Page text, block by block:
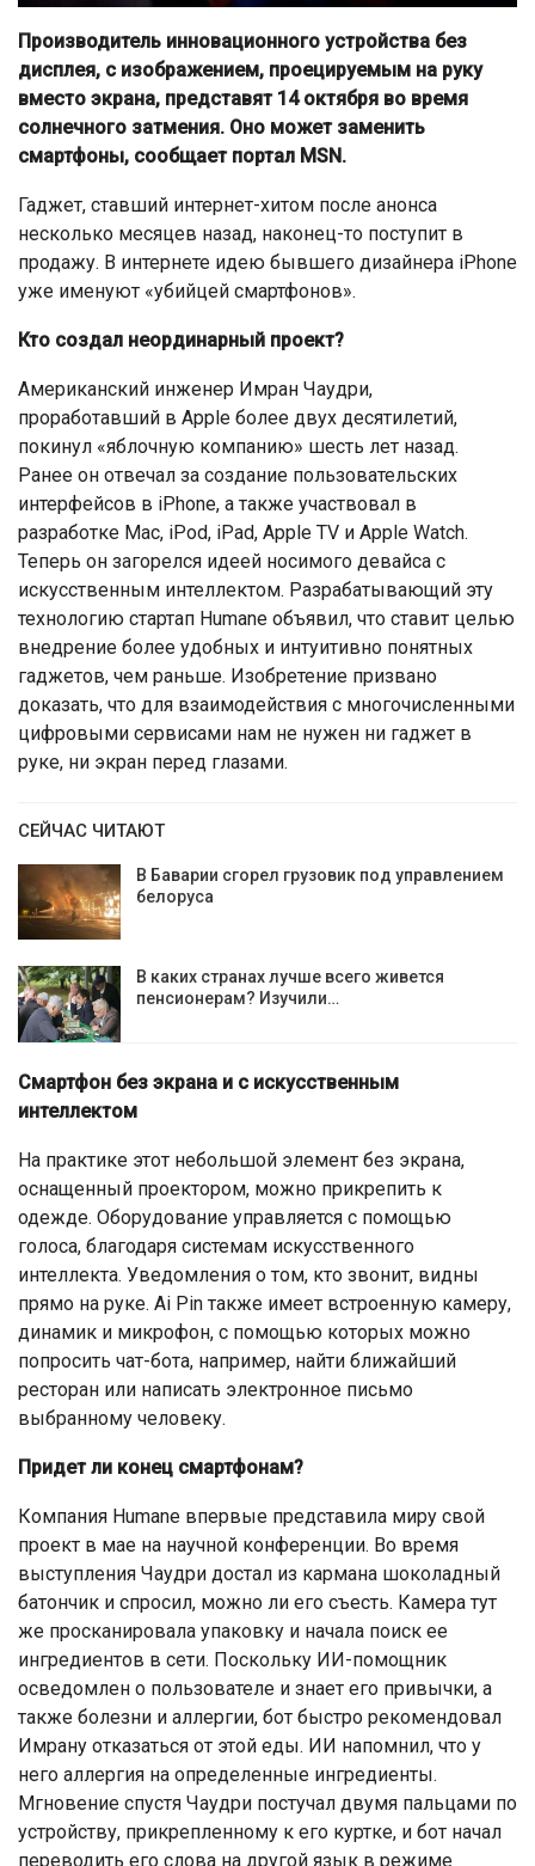
Производитель инновационного устройства без
дисплея, с изображением, проецируемым на руку
вместо экрана, представят 14 октября во время
солнечного затмения. Оно может заменить
смартфоны, сообщает портал MSN.
Гаджет, ставший интернет-хитом после анонса
несколько месяцев назад, наконец-то поступит в
продажу. В интернете идею бывшего дизайнера iPhone
уже именуют «убийцей смартфонов».
Кто создал неординарный проект?
Американский инженер Имран Чаудри,
проработавший в Apple более двух десятилетий,
покинул «яблочную компанию» шесть лет назад.
Ранее он отвечал за создание пользовательских
интерфейсов в iPhone, а также участвовал в
разработке Mac, iPod, iPad, Apple TV и Apple Watch.
Теперь он загорелся идеей носимого девайса с
искусственным интеллектом. Разрабатывающий эту
технологию стартап Humane объявил, что ставит целью
внедрение более удобных и интуитивно понятных
гаджетов, чем раньше. Изобретение призвано
доказать, что для взаимодействия с многочисленными
цифровыми сервисами нам не нужен ни гаджет в
руке, ни экран перед глазами.
СЕЙЧАС ЧИТАЮТ
В Баварии сгорел грузовик под управлением
белоруса
В каких странах лучше всего живется
пенсионерам? Изучили…
Смартфон без экрана и с искусственным
интеллектом
На практике этот небольшой элемент без экрана,
оснащенный проектором, можно прикрепить к
одежде. Оборудование управляется с помощью
голоса, благодаря системам искусственного
интеллекта. Уведомления о том, кто звонит, видны
прямо на руке. Ai Pin также имеет встроенную камеру,
динамик и микрофон, с помощью которых можно
попросить чат-бота, например, найти ближайший
ресторан или написать электронное письмо
выбранному человеку.
Придет ли конец смартфонам?
Компания Humane впервые представила миру свой
проект в мае на научной конференции. Во время
выступления Чаудри достал из кармана шоколадный
батончик и спросил, можно ли его съесть. Камера тут
же просканировала упаковку и начала поиск ее
ингредиентов в сети. Поскольку ИИ-помощник
осведомлен о пользователе и знает его привычки, а
также болезни и аллергии, бот быстро рекомендовал
Имрану отказаться от этой еды. ИИ напомнил, что у
него аллергия на определенные ингредиенты.
Мгновение спустя Чаудри постучал двумя пальцами по
устройству, прикрепленному к его куртке, и бот начал
переводить его слова на другой язык в режиме